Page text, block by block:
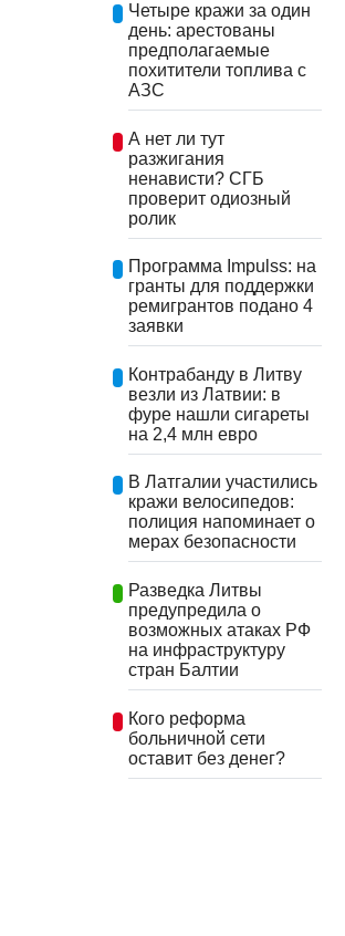
Четыре кражи за один
день: арестованы
предполагаемые
похитители топлива с
АЗС
А нет ли тут
разжигания
ненависти? СГБ
проверит одиозный
ролик
Программа Impulss: на
гранты для поддержки
ремигрантов подано 4
заявки
Контрабанду в Литву
везли из Латвии: в
фуре нашли сигареты
на 2,4 млн евро
В Латгалии участились
кражи велосипедов:
полиция напоминает о
мерах безопасности
Разведка Литвы
предупредила о
возможных атаках РФ
на инфраструктуру
стран Балтии
Кого реформа
больничной сети
оставит без денег?